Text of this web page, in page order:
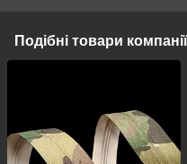
Подібні товари компанії